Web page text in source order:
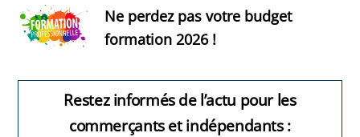
Ne perdez pas votre budget
formation 2026 !
Restez informés de l’actu pour les
commerçants et indépendants :